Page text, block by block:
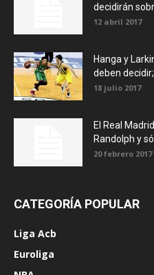
decidirán
12 abril 2017
Hanga y
deben
18 julio 2017
El Real
Randolph y
20 febrero 2017
CATEGORÍA POPULAR
Liga Acb
Euroliga